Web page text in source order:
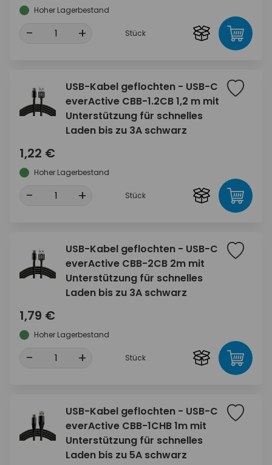
Hoher Lagerbestand
- + Stück
USB-Kabel geflochten - USB-C
everActive CBB-1.2CB 1,2 m mit
Unterstützung für schnelles
Laden bis zu 3A schwarz
1,22 €
Hoher Lagerbestand
- + Stück
USB-Kabel geflochten - USB-C
everActive CBB-2CB 2m mit
Unterstützung für schnelles
Laden bis zu 3A schwarz
1,79 €
Hoher Lagerbestand
- + Stück
USB-Kabel geflochten - USB-C
everActive CBB-1CHB 1m mit
Unterstützung für schnelles
Laden bis zu 5A schwarz